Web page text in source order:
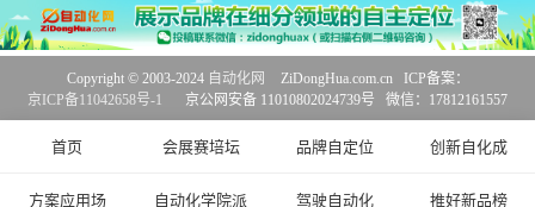
首页 会展赛培坛 品牌自定位 创新自化成
方案应用场 自动化学院派 驾驶自动化 推好新品榜
Copyright © 2003-2024 自动化网
ZiDongHua.com.cn ICP备案：
京ICP备11042658号-1
京公网安备 11010802024739号 微信：17812161557